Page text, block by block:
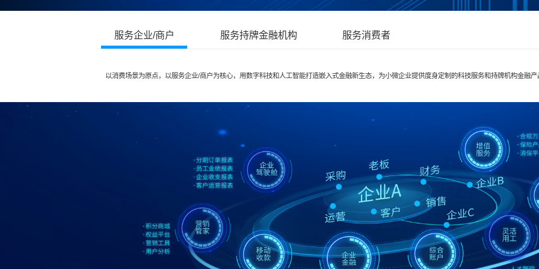
服务企业/商户 服务持牌金融机构 服务消费者
以消费场景为原点，以服务企业/商户为核心，用数字科技和人工智能打造嵌入式金融新生态，为小微企业提供度身定制的科技服务和持牌机构金融产